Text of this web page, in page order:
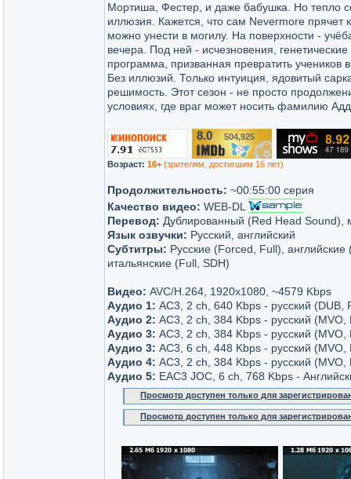
Мортиша, Фестер, и даже бабушка. Но тепло
иллюзия. Кажется, что сам Nevermore прячет
можно унести в могилу. На поверхности -
вечера. Под ней - исчезновения,
программа, призванная превратить учеников
Без иллюзий. Только интуиция, ядовитый
решимость. Этот сезон - не просто
условиях, где враг может носить фамилию
8.0 504,925
Возраст: 16+ (зрителям, достигшим 16 лет)
Продолжительность: ~00:55:00 серия
Качество видео: WEB-DL
Перевод: Дублированный (Red Head Sound),
Язык озвучки: Русский, английский
Субтитры: Русские (Forced, Full),
итальянские (Full, SDH)
Видео: AVC/H.264, 1920x1080, ~4579 Kbps
Аудио 1: AC3, 2 ch, 640 Kbps - русский
Аудио 2: AC3, 2 ch, 384 Kbps - русский
Аудио 3: AC3, 2 ch, 384 Kbps - русский
Аудио 3: AC3, 6 ch, 448 Kbps - русский
Аудио 4: AC3, 2 ch, 384 Kbps - русский
Аудио 5: EAC3 JOC, 6 ch, 768 Kbps -
Просмотр доступен только для
Просмотр доступен только для